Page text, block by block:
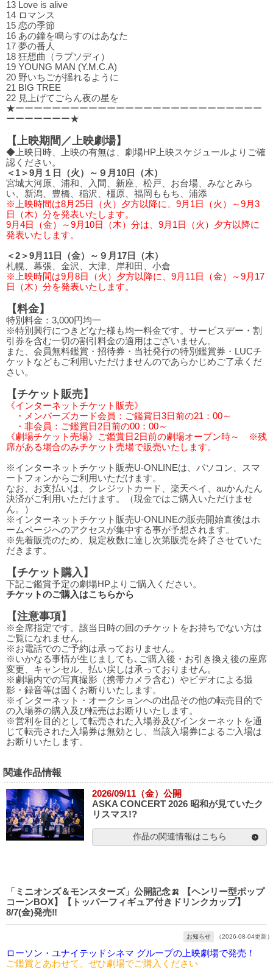
13 Love is alive
14 ロマンス
15 恋の季節
16 あの鐘を鳴らすのはあなた
17 夢の番⼈
18 狂想曲（ラプソディ）
19 YOUNG MAN (Y.M.C.A)
20 野いちごが揺れるように
21 BIG TREE
22 ⾒上げてごらん夜の星を
★ーーーーーーーーーーーーーーーーーーーーーーーーーーー
ーーーーーーー★
【上映期間／上映劇場】
◆上映日時、上映の有無は、劇場HP上映スケジュールよりご確
認ください。
＜1＞9月１日（火）～９月10日（木）
宮城大河原、浦和、入間、新座、松戸、お台場、みなとみら
い、新潟、豊橋、稲沢、橿原、福岡ももち、浦添
※上映時間は8月25日（火）夕方以降に、9月1日（火）～9月3
日（木）分を発表いたします。
9月4日（金）～9月10日（木）分は、9月1日（火）夕方以降に
発表いたします。
＜2＞9月11日（金）～９月17日（木）
札幌、幕張、金沢、大津、岸和田、小倉
※上映時間は9月8日（火）夕方以降に、9月11日（金）～9月17
日（木）分を発表いたします。
【料金】
特別料金：3,000円均一
※特別興行につきどなた様も均一料金です。サービスデー・割
引券を含む一切の割引料金の適用はございません。
また、会員無料鑑賞・招待券・当社発行の特別鑑賞券・LUCチ
ケットなどもご利用いただけませんのであらかじめご了承くだ
さい。
【チケット販売】
《インターネットチケット販売》
・メンバーズカード会員：ご鑑賞日3日前の21：00～
・非会員：ご鑑賞日2日前の00：00～
《劇場チケット売場》ご鑑賞日2日前の劇場オープン時～ ※残
席がある場合のみチケット売場で販売いたします。
※インターネットチケット販売U-ONLINEは、パソコン、スマ
ートフォンからご利用いただけます。
なお、お支払いは、クレジットカード、楽天ペイ、auかんたん
決済がご利用いただけます。（現金ではご購入いただけませ
ん。）
※インターネットチケット販売U-ONLINEの販売開始直後はホ
ームページへのアクセスが集中する事が予想されます。
※先着販売のため、規定枚数に達し次第販売を終了させていた
だきます。
【チケット購入】
下記ご鑑賞予定の劇場HPよりご購入ください。
チケットのご購入はこちらから
【注意事項】
※全席指定です。該当日時の回のチケットをお持ちでない方は
ご覧になれません。
※お電話でのご予約は承っておりません。
※いかなる事情が生じましても､ご購入後・お引き換え後の座席
変更、キャンセル、払い戻しは承っておりません。
※劇場内での写真撮影（携帯カメラ含む）やビデオによる撮
影・録音等は固くお断りいたします。
※インターネット・オークションへの出品その他の転売目的で
の入場券の購入及び転売はお断りいたします。
※営利を目的として転売された入場券及びインターネットを通
じて転売された入場券は無効とし、当該入場券によるご入場は
お断りいたします。
関連作品情報
2026/09/11（金）公開
ASKA CONCERT 2026 昭和が見ていたク
リスマス!?
作品の関連情報はこちら
「ミニオンズ＆モンスターズ」公開記念🍌 【ヘンリー型ポップ
コーンBOX】【トッパーフィギュア付きドリンクカップ】
8/7(金)発売‼️
お知らせ （2026-08-04更新）
ローソン・ユナイテッドシネマ グループの上映劇場で発売！
ご鑑賞とあわせて、ぜひ劇場でご購入ください